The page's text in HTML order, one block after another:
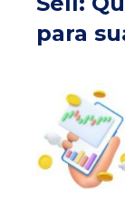
para